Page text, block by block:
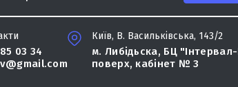
03 34
Київ, В. Васильківська, 143/2
м. Либідьска, БЦ
поверх, кабінет № 3